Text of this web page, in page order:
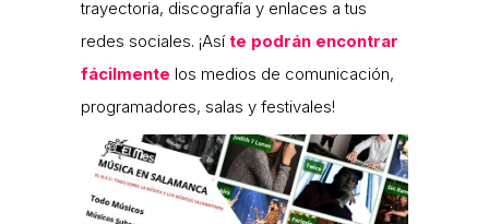
trayectoria, discografía y enlaces a tus
redes sociales. ¡Así te podrán encontrar
fácilmente los medios de comunicación,
programadores, salas y festivales!